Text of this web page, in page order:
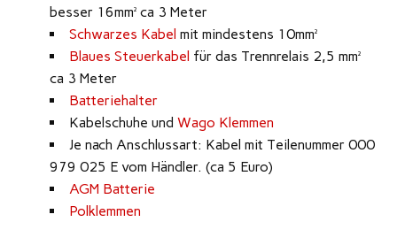
besser 16mm² ca 3 Meter
Schwarzes Kabel mit mindestens 10mm²
Blaues Steuerkabel für das Trennrelais 2,5 mm²
ca 3 Meter
Batteriehalter
Kabelschuhe und Wago Klemmen
Je nach Anschlussart: Kabel mit Teilenummer 000
979 025 E vom Händler. (ca 5 Euro)
AGM Batterie
Polklemmen